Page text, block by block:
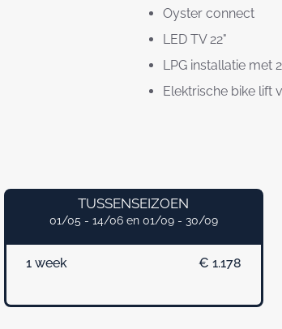
Oyster connect
LED TV 22"
LPG installatie met
Elektrische bike lift
TUSSENSEIZOEN
01/05 - 14/06 en 01/09 - 30/09
1 week € 1.178